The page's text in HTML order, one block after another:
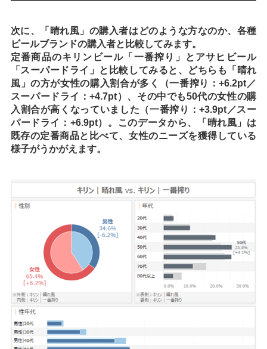
次に、「晴れ風」の購入者はどのような方なのか、各種
ビールブランドの購入者と比較してみます。
定番商品のキリンビール「一番搾り」とアサヒビール
「スーパードライ」と比較してみると、どちらも「晴れ
風」の方が女性の購入割合が多く（一番搾り：+6.2pt／
スーパードライ：+4.7pt）、その中でも50代の女性の購
入割合が高くなっていました（一番搾り：+3.9pt／スー
パードライ：+6.9pt）。このデータから、「晴れ風」は
既存の定番商品と比べて、女性のニーズを獲得している
様子がうかがえます。